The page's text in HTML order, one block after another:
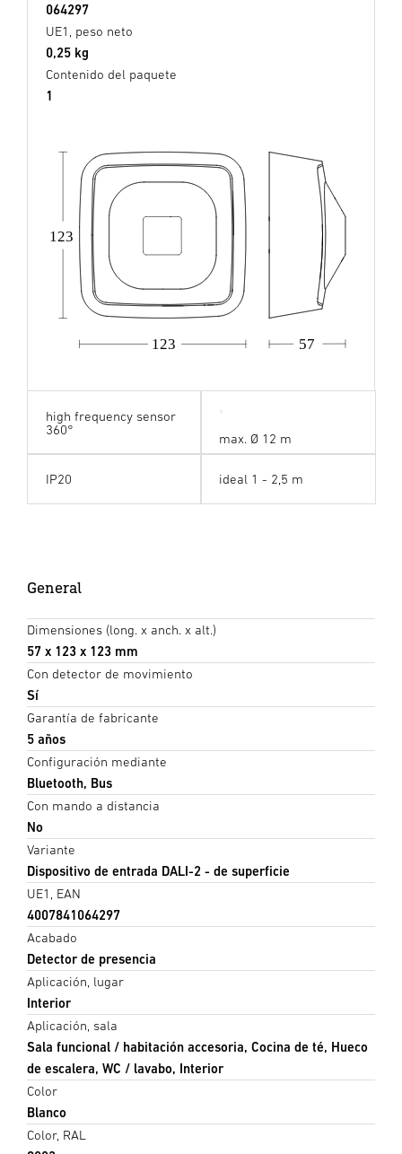
064297
UE1, peso neto
0,25 kg
Contenido del paquete
1
123
123 57
high frequency sensor
360°
max. Ø 12 m
IP20 ideal 1 - 2,5 m
General
Dimensiones (long. x anch. x alt.)
57 x 123 x 123 mm
Con detector de movimiento
Sí
Garantía de fabricante
5 años
Configuración mediante
Bluetooth, Bus
Con mando a distancia
No
Variante
Dispositivo de entrada DALI-2 - de superficie
UE1, EAN
4007841064297
Acabado
Detector de presencia
Aplicación, lugar
Interior
Aplicación, sala
Sala funcional / habitación accesoria, Cocina de té, Hueco
de escalera, WC / lavabo, Interior
Color
Blanco
Color, RAL